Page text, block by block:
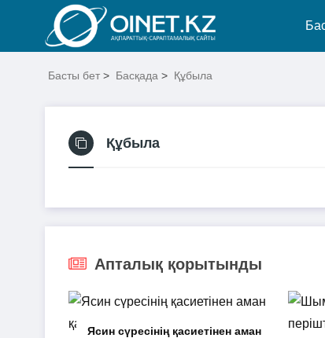
Басты бет > Басқада > Құбыла
Құбыла
Апталық қорытынды
Ясин сүресінің қасиетінен аман